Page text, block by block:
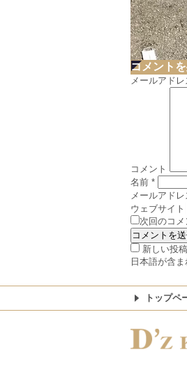
コメント
メールアド
コメント
名前 *
メールアドレ
ウェブサイト
次回のコ
新しい投
日本語が含
トップペ